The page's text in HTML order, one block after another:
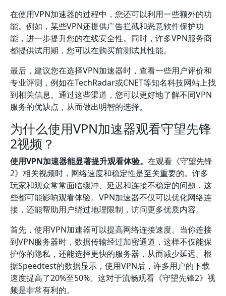
在使用VPN加速器的过程中，您还可以利用一些额外的功
能。例如，某些VPN还提供广告拦截和恶意软件保护功
能，进一步提升您的在线安全性。同时，许多VPN服务商
都提供试用期，您可以在购买前测试其性能。
最后，建议您在选择VPN加速器时，查看一些用户评价和
专业评测，例如在TechRadar或CNET等知名科技网站上找
到相关信息。通过这些渠道，您可以更好地了解不同VPN
服务的优缺点，从而做出明智的选择。
为什么使用VPN加速器观看守望先锋
2视频？
使用VPN加速器能显著提升观看体验。 在观看《守望先锋
2》相关视频时，网络速度和稳定性是至关重要的。许多
玩家和观众常常面临缓冲、延迟和连接不稳定的问题，这
些都可能影响观看体验。VPN加速器不仅可以优化网络连
接，还能帮助用户绕过地理限制，访问更多优质内容。
首先，使用VPN加速器可以提高网络连接速度。当你连接
到VPN服务器时，数据传输经过加密通道，这样不仅能保
护你的隐私，还能选择更快的服务器，从而减少延迟。根
据Speedtest的数据显示，使用VPN后，许多用户的下载
速度提高了20%至50%。这对于流畅观看《守望先锋2》视
频是非常有利的。